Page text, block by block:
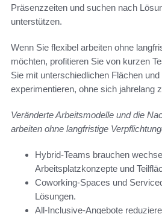
Präsenzzeiten und suchen nach
unterstützen.
Wenn Sie flexibel arbeiten ohne
möchten, profitieren Sie von kurzen
Sie mit unterschiedlichen Flächen
experimentieren, ohne sich jahrelang
Veränderte Arbeitsmodelle und die
arbeiten ohne langfristige
Hybrid-Teams brauchen
Arbeitsplatzkonzepte und
Coworking-Spaces und
Lösungen.
All-Inclusive-Angebote